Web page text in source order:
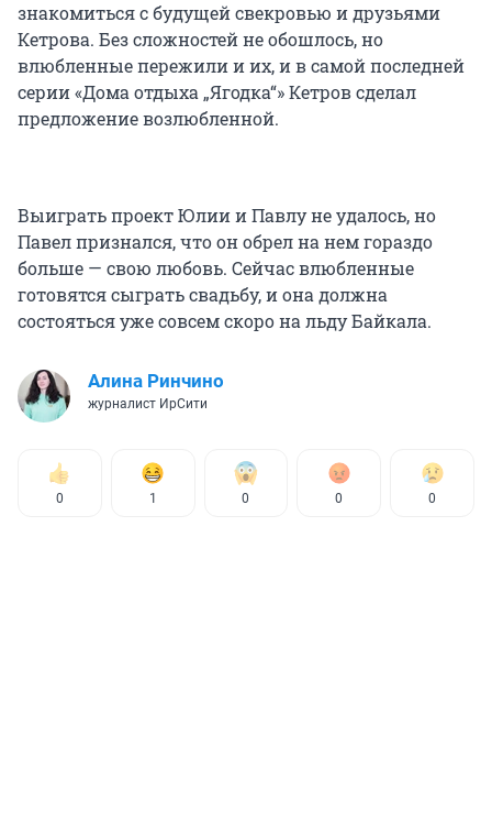
знакомиться с будущей свекровью и друзьями
Кетрова. Без сложностей не обошлось, но
влюбленные пережили и их, и в самой последней
серии «Дома отдыха „Ягодка“» Кетров сделал
предложение возлюбленной.
Выиграть проект Юлии и Павлу не удалось, но
Павел признался, что он обрел на нем гораздо
больше — свою любовь. Сейчас влюбленные
готовятся сыграть свадьбу, и она должна
состояться уже совсем скоро на льду Байкала.
Алина Ринчино
журналист ИрСити
0 1 0 0 0